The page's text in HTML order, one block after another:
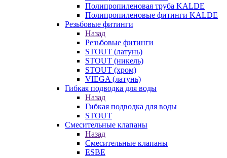
Полипропиленовая труба KALDE
Полипропиленовые фитинги KALDE
Резьбовые фитинги
Назад
Резьбовые фитинги
STOUT (латунь)
STOUT (никель)
STOUT (хром)
VIEGA (латунь)
Гибкая подводка для воды
Назад
Гибкая подводка для воды
STOUT
Смесительные клапаны
Назад
Смесительные клапаны
ESBE